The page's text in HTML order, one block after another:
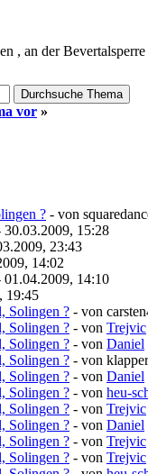
, an der
vor »
? - von
15:28
23:43
14:02
14:10
19:45
Solingen ? - von
Solingen ? - von Trejvic
Solingen ? - von Daniel
Solingen ? - von
Solingen ? - von Daniel
Solingen ? - von heu-
Solingen ? - von Trejvic
Solingen ? - von Daniel
Solingen ? - von Trejvic
Solingen ? - von Trejvic